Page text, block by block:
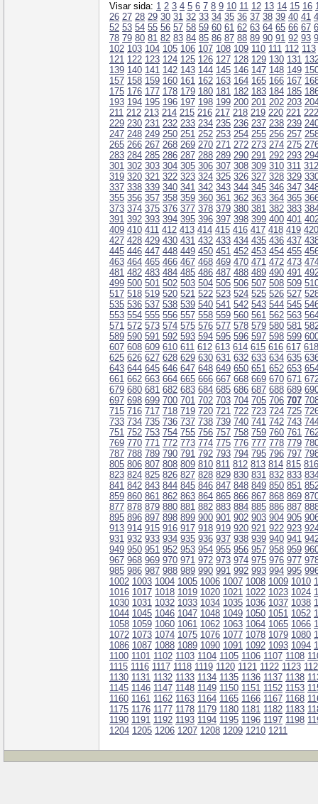
Visar sida: 1 2 3 4 5 6 7 8 9 10 11 12 13 14 15 16
26 27 28 29 30 31 32 33 34 35 36 37 38 39 40 41
52 53 54 55 56 57 58 59 60 61 62 63 64 65 66 67
78 79 80 81 82 83 84 85 86 87 88 89 90 91 92 93
102 103 104 105 106 107 108 109 110 111 112 113
121 122 123 124 125 126 127 128 129 130 131
139 140 141 142 143 144 145 146 147 148 149
157 158 159 160 161 162 163 164 165 166 167
175 176 177 178 179 180 181 182 183 184 185
193 194 195 196 197 198 199 200 201 202 203
211 212 213 214 215 216 217 218 219 220 221 222
229 230 231 232 233 234 235 236 237 238 239
247 248 249 250 251 252 253 254 255 256 257
265 266 267 268 269 270 271 272 273 274 275
283 284 285 286 287 288 289 290 291 292 293
301 302 303 304 305 306 307 308 309 310 311 312
319 320 321 322 323 324 325 326 327 328 329
337 338 339 340 341 342 343 344 345 346 347
355 356 357 358 359 360 361 362 363 364 365
373 374 375 376 377 378 379 380 381 382 383
391 392 393 394 395 396 397 398 399 400 401
409 410 411 412 413 414 415 416 417 418 419 420
427 428 429 430 431 432 433 434 435 436 437
445 446 447 448 449 450 451 452 453 454 455
463 464 465 466 467 468 469 470 471 472 473
481 482 483 484 485 486 487 488 489 490 491
499 500 501 502 503 504 505 506 507 508 509
517 518 519 520 521 522 523 524 525 526 527
535 536 537 538 539 540 541 542 543 544 545
553 554 555 556 557 558 559 560 561 562 563
571 572 573 574 575 576 577 578 579 580 581
589 590 591 592 593 594 595 596 597 598 599
607 608 609 610 611 612 613 614 615 616 617 618
625 626 627 628 629 630 631 632 633 634 635
643 644 645 646 647 648 649 650 651 652 653
661 662 663 664 665 666 667 668 669 670 671
679 680 681 682 683 684 685 686 687 688 689
697 698 699 700 701 702 703 704 705 706 707
715 716 717 718 719 720 721 722 723 724 725
733 734 735 736 737 738 739 740 741 742 743
751 752 753 754 755 756 757 758 759 760 761
769 770 771 772 773 774 775 776 777 778 779
787 788 789 790 791 792 793 794 795 796 797
805 806 807 808 809 810 811 812 813 814 815 816
823 824 825 826 827 828 829 830 831 832 833
841 842 843 844 845 846 847 848 849 850 851
859 860 861 862 863 864 865 866 867 868 869
877 878 879 880 881 882 883 884 885 886 887
895 896 897 898 899 900 901 902 903 904 905
913 914 915 916 917 918 919 920 921 922 923
931 932 933 934 935 936 937 938 939 940 941
949 950 951 952 953 954 955 956 957 958 959
967 968 969 970 971 972 973 974 975 976 977
985 986 987 988 989 990 991 992 993 994 995
1002 1003 1004 1005 1006 1007 1008 1009 1010
1016 1017 1018 1019 1020 1021 1022 1023 1024
1030 1031 1032 1033 1034 1035 1036 1037 1038
1044 1045 1046 1047 1048 1049 1050 1051 1052
1058 1059 1060 1061 1062 1063 1064 1065 1066
1072 1073 1074 1075 1076 1077 1078 1079 1080
1086 1087 1088 1089 1090 1091 1092 1093 1094
1100 1101 1102 1103 1104 1105 1106 1107 1108
1115 1116 1117 1118 1119 1120 1121 1122 1123
1130 1131 1132 1133 1134 1135 1136 1137 1138
1145 1146 1147 1148 1149 1150 1151 1152 1153
1160 1161 1162 1163 1164 1165 1166 1167 1168
1175 1176 1177 1178 1179 1180 1181 1182 1183
1190 1191 1192 1193 1194 1195 1196 1197 1198
1204 1205 1206 1207 1208 1209 1210 1211